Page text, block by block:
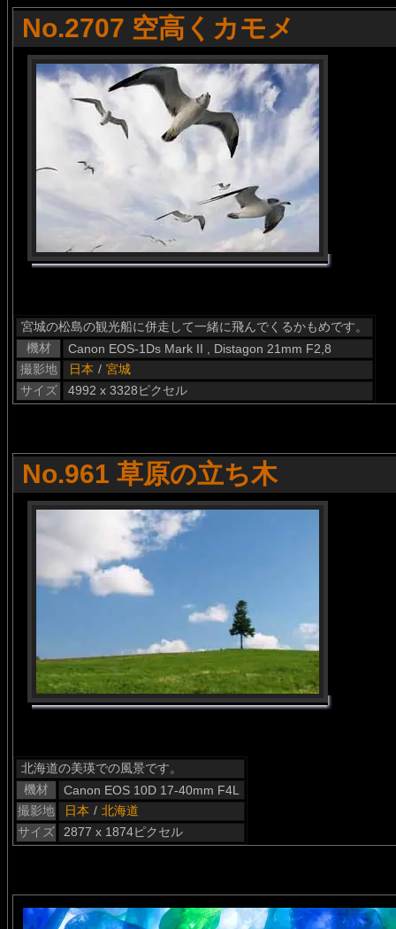
No.2707 空高くカモメ
宮城の松島の観光船に併走して一緒に飛んでくるかもめです。
機材
Canon EOS-1Ds Mark II , Distagon 21mm F2,8
撮影地
日本 / 宮城
サイズ
4992 x 3328ピクセル
No.961 草原の立ち木
北海道の美瑛での風景です。
機材
Canon EOS 10D 17-40mm F4L
撮影地
日本 / 北海道
サイズ
2877 x 1874ピクセル